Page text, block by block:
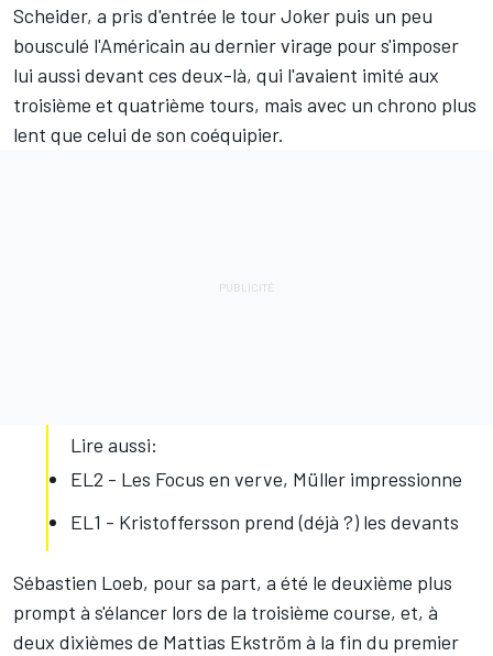
Scheider, a pris d'entrée le tour Joker puis un peu
bousculé l'Américain au dernier virage pour s'imposer
lui aussi devant ces deux-là, qui l'avaient imité aux
troisième et quatrième tours, mais avec un chrono plus
lent que celui de son coéquipier.
Lire aussi:
EL2 - Les Focus en verve, Müller impressionne
EL1 - Kristoffersson prend (déjà ?) les devants
Sébastien Loeb, pour sa part, a été le deuxième plus
prompt à s'élancer lors de la troisième course, et, à
deux dixièmes de Mattias Ekström à la fin du premier